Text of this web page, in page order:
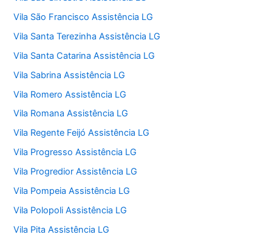
Vila São Francisco Assistência LG
Vila Santa Terezinha Assistência LG
Vila Santa Catarina Assistência LG
Vila Sabrina Assistência LG
Vila Romero Assistência LG
Vila Romana Assistência LG
Vila Regente Feijó Assistência LG
Vila Progresso Assistência LG
Vila Progredior Assistência LG
Vila Pompeia Assistência LG
Vila Polopoli Assistência LG
Vila Pita Assistência LG